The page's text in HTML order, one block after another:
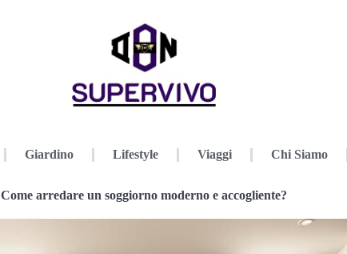
Giardino Lifestyle Viaggi Chi Siamo
Come arredare un soggiorno moderno e accogliente?